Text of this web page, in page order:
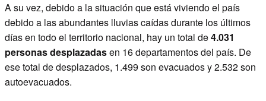
A su vez, debido a la situación que está viviendo el país
debido a las abundantes lluvias caídas durante los últimos
días en todo el territorio nacional, hay un total de4.031
personas desplazadasen 16 departamentos del país. De
ese total de desplazados, 1.499 son evacuados y 2.532 son
autoevacuados.